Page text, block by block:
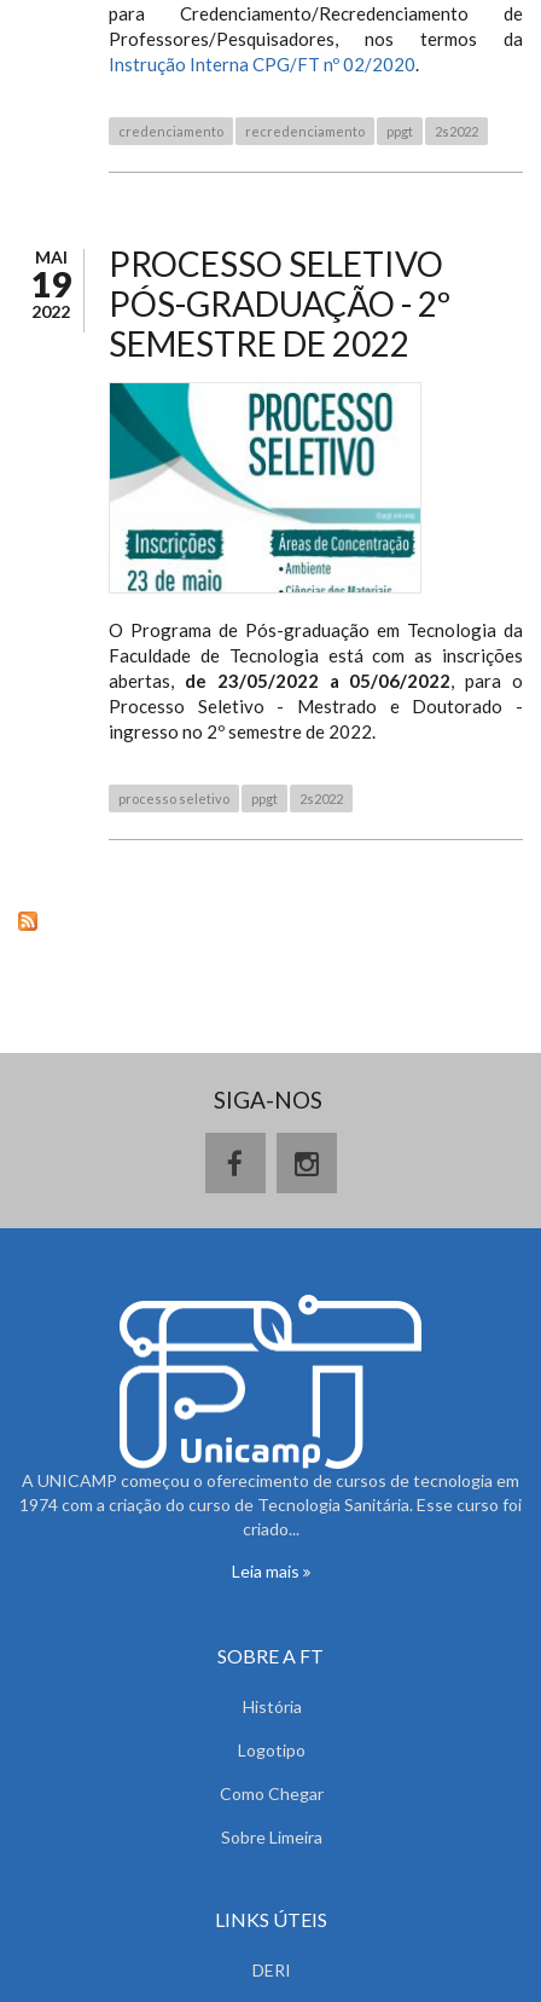
para Credenciamento/Recredenciamento de
Professores/Pesquisadores, nos termos da
Instrução Interna CPG/FT nº 02/2020.
credenciamento recredenciamento ppgt 2s2022
MAI
19
2022
PROCESSO SELETIVO
PÓS-GRADUAÇÃO - 2º
SEMESTRE DE 2022
O Programa de Pós-graduação em Tecnologia da
Faculdade de Tecnologia está com as inscrições
abertas, de 23/05/2022 a 05/06/2022, para o
Processo Seletivo - Mestrado e Doutorado -
ingresso no 2º semestre de 2022.
processo seletivo ppgt 2s2022
SIGA-NOS
A UNICAMP começou o oferecimento de cursos de tecnologia em
1974 com a criação do curso de Tecnologia Sanitária. Esse curso foi
criado...
Leia mais
SOBRE A FT
História
Logotipo
Como Chegar
Sobre Limeira
LINKS ÚTEIS
DERI